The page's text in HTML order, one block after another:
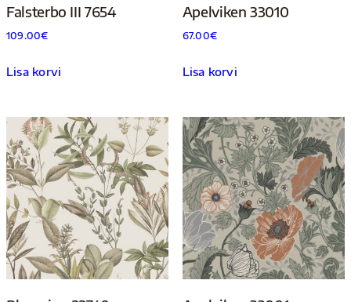
Falsterbo III 7654
109.00€
Lisa korvi
Apelviken 33010
67.00€
Lisa korvi